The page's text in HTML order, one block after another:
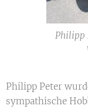
Philipp
Philipp Peter
sympathische